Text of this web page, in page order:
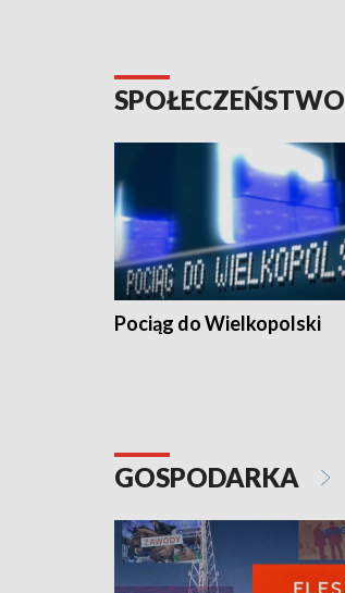
SPOŁECZEŃSTWO
Pociąg do Wielkopolski
GOSPODARKA